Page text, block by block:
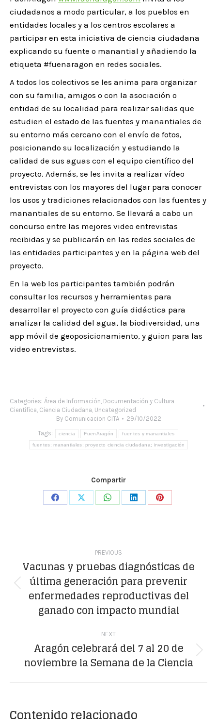
ciudadanos a modo particular, a los pueblos en
entidades locales y a los centros escolares a
participar en esta iniciativa de ciencia ciudadana
explicando su fuente o manantial y añadiendo la
etiqueta #fuenaragon en redes sociales.
A todos los colectivos se les anima para organizar
con su familia, amigos o con la asociación o
entidad de su localidad para realizar salidas que
estudien el estado de las fuentes y manantiales de
su entorno más cercano con el envío de fotos,
posicionando su localización y estudiando la
calidad de sus aguas con el equipo científico del
proyecto. Además, se les invita a realizar vídeo
entrevistas con los mayores del lugar para conocer
los usos y tradiciones relacionados con las fuentes y
manantiales de su entorno. Se llevará a cabo un
concurso entre las mejores video entrevistas
recibidas y se publicarán en las redes sociales de
las entidades participantes y en la página web del
proyecto.
En la web los participantes también podrán
consultar los recursos y herramientas para
desarrollar el proyecto con guía didáctica para
analizar la calidad del agua, la biodiversidad, una
app móvil de geoposicionamiento, y guion para las
video entrevistas.
Categories: Área de Información, Documentación y Cultura
Científica Ciencia Ciudadana Uncategorized
By Comunicacion CITA 29/10/2022
Tags: ciencia FuenAragón fuentes y manantiales
fuentes; manantiales; proyecto ciencia ciudadana; investigación
Compartir
Share
Share
Share
Share
Share
navigationPREVIOUS
Previous
post:
Vacunas y pruebas diagnósticas de
última generación para prevenir
enfermedades reproductivas del
ganado con impacto mundial
NEXT
post:
Aragón celebrará del 7 al 20 de
noviembre la Semana de la Ciencia
Contenido relacionado